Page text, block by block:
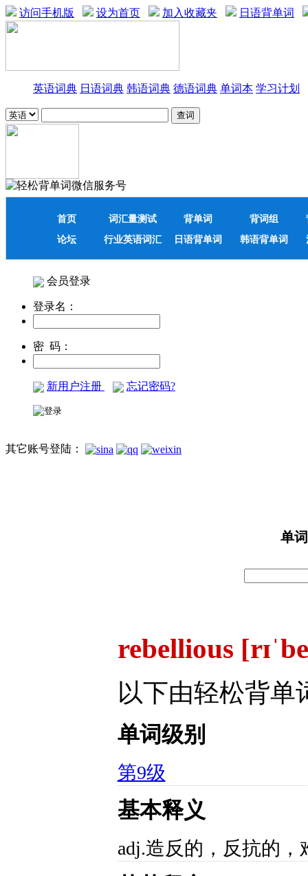
访问手机版 设为首页 加入收藏夹 日语背单词
英语词典 日语词典 韩语词典 德语词典 单词本 学习计划
首页 词汇量测试 背单词 背词组
论坛
行业英语词汇 日语背单词 韩语背单词
会员登录
登录名：
密 码：
新用户注册 忘记密码?
其它账号登陆：
单
rebellious
以下由轻松背单
单词级别
第9级
基本释义
adj.造反的，反抗的，